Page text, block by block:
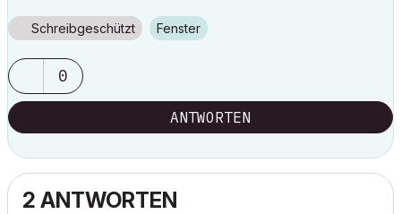
Schreibgeschützt Fenster
0
ANTWORTEN
2 ANTWORTEN